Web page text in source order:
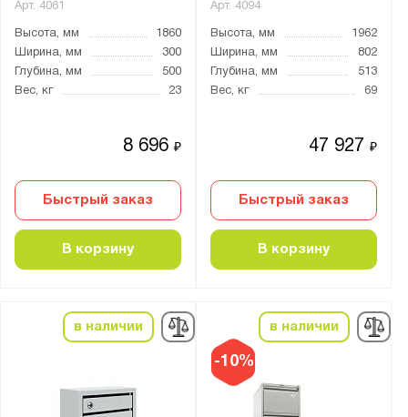
Арт. 4061
Высота, мм
1860
Ширина, мм
300
Глубина, мм
500
Вес, кг
23
8 696₽
Быстрый заказ
В корзину
Арт. 4094
Высота, мм
1962
Ширина, мм
802
Глубина, мм
513
Вес, кг
69
47 927₽
Быстрый заказ
В корзину
в наличии
-10%
в наличии
12
25
35
40